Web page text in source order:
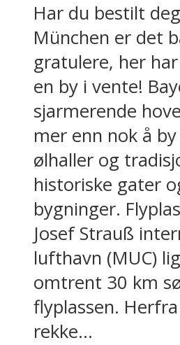
Har du bestilt
München er det
gratulere, her
en by i vente!
sjarmerende
mer enn nok å
ølhaller og
historiske gater
bygninger.
Josef Strauß
lufthavn (MUC)
omtrent 30 km
flyplassen.
rekke...